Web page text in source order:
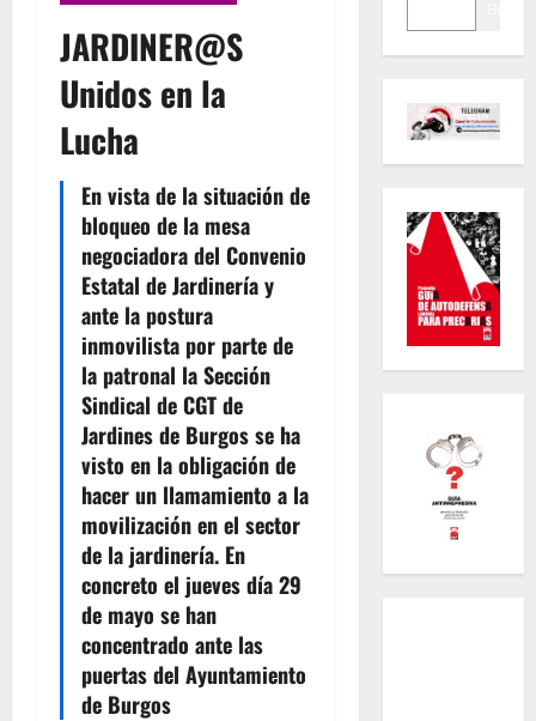
JARDINER@S
Unidos en la
Lucha
En vista de la situación de
bloqueo de la mesa
negociadora del Convenio
Estatal de Jardinería y
ante la postura
inmovilista por parte de
la patronal la Sección
Sindical de CGT de
Jardines de Burgos se ha
visto en la obligación de
hacer un llamamiento a la
movilización en el sector
de la jardinería. En
concreto el jueves día 29
de mayo se han
concentrado ante las
puertas del Ayuntamiento
de Burgos